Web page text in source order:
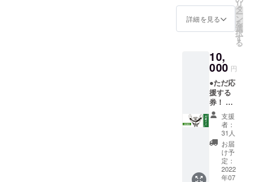
み)
※BAZR
Aサイン
入り
CDと
BAZRA
NEW T
シャツ
(S,M,L,
XLから
選んで
くださ
い)の
セット
です！
※札幌公
演に間
詳細を見る
リ
タ
ー
ン
を
選
択
す
る
10,
000 円
●ただ応
援する
券！ ※
会場に
来れな
いのだ
けど応
援して
くださ
る方、
リター
支援
者：
31人
お届
け予
定：
2022
年07